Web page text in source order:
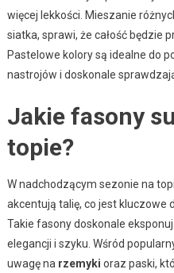
więcej lekkości. Mieszanie
siatka, sprawi, że całość będzie
Pastelowe kolory są idealne do
nastrojów i doskonale
Jakie fasony
topie?
W nadchodzącym sezonie na
akcentują talię, co jest kluczowe
Takie fasony doskonale
elegancji i szyku. Wśród
uwagę na rzemyki oraz paski,